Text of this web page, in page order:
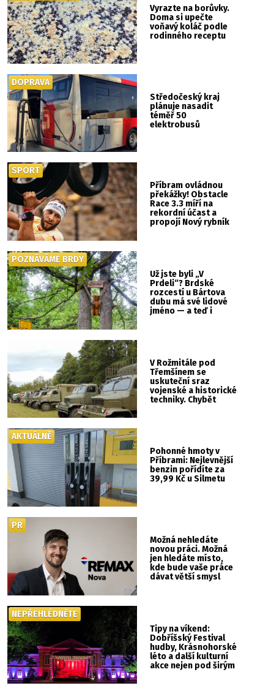
Vyrazte na borůvky.
Doma si upečte
voňavý koláč podle
rodinného receptu
Středočeský kraj
plánuje nasadit
téměř 50
elektrobusů
DOPRAVA
Příbram ovládnou
překážky! Obstacle
Race 3.3 míří na
rekordní účast a
propojí Nový rybník
SPORT
Už jste byli „V
Prdeli“? Brdské
rozcestí u Bártova
dubu má své lidové
jméno — a teď i
POZNÁVÁME BRDY
V Rožmitále pod
Třemšínem se
uskuteční sraz
vojenské a historické
techniky. Chybět
Pohonné hmoty v
Příbrami: Nejlevnější
benzin pořídíte za
39,99 Kč u Silmetu
AKTUÁLNĚ
Možná nehledáte
novou práci. Možná
jen hledáte místo,
kde bude vaše práce
dávat větší smysl
PR
Tipy na víkend:
Dobříšský Festival
hudby, Krásnohorské
léto a další kulturní
akce nejen pod širým
NEPŘEHLÉDNĚTE